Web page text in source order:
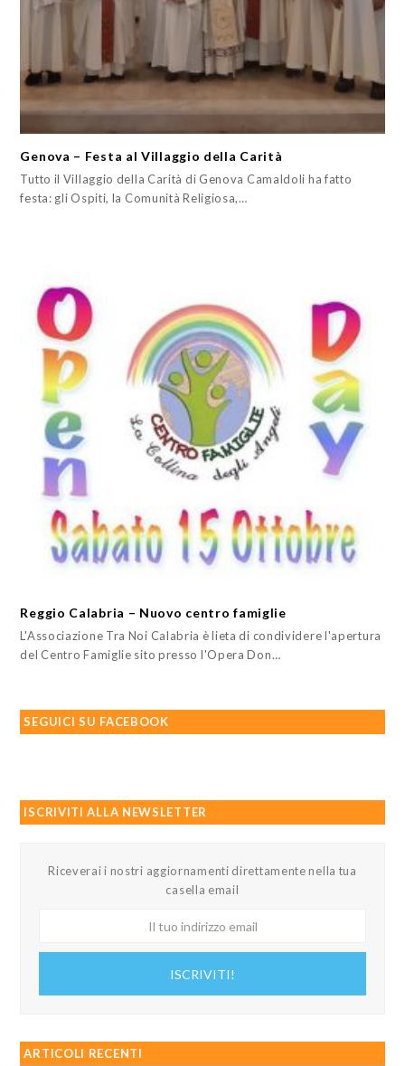
Genova – Festa al Villaggio della Carità
Tutto il Villaggio della Carità di Genova Camaldoli ha fatto
festa: gli Ospiti, la Comunità Religiosa,…
Reggio Calabria – Nuovo centro famiglie
L'Associazione Tra Noi Calabria è lieta di condividere l'apertura
del Centro Famiglie sito presso l'Opera Don…
SEGUICI SU FACEBOOK
ISCRIVITI ALLA NEWSLETTER
Riceverai i nostri aggiornamenti direttamente nella tua
casella email
ISCRIVITI!
ARTICOLI RECENTI